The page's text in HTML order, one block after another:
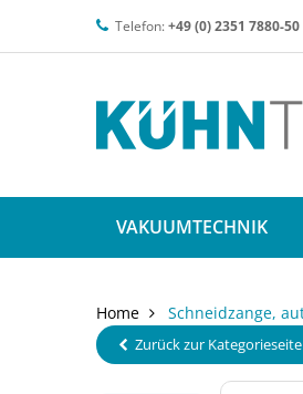
Telefon:+49 (0) 2351 7880-50
VAKUUMTECHNIK
Home Schneidzange,
Zurück zur Kategorieseite